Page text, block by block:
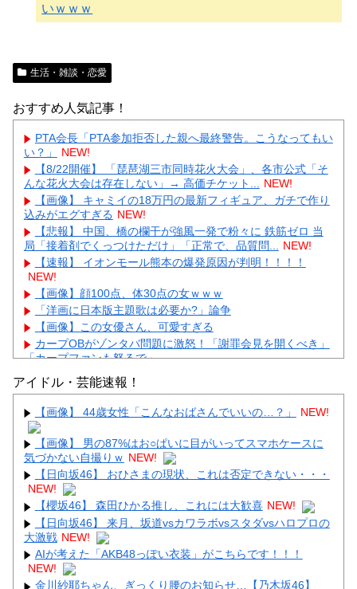
いｗｗｗ
生活・雑談・恋愛
おすすめ人気記事！
PTA会長「PTA参加拒否した親へ最終警告。こうなってもい
い？」
NEW!
【8/22開催】 「琵琶湖三市同時花火大会」、各市公式「そ
んな花火大会は存在しない」→ 高価チケット...
NEW!
【画像】 キャミイの18万円の最新フィギュア、ガチで作り
込みがエグすぎる NEW!
【悲報】 中国、橋の欄干が強風一発で粉々に 鉄筋ゼロ 当
局「接着剤でくっつけただけ」「正常で、品質問...
NEW!
【速報】 イオンモール熊本の爆発原因が判明！！！！
NEW!
【画像】顔100点、体30点の女ｗｗｗ
「洋画に日本版主題歌は必要か?」論争
【画像】この女優さん、可愛すぎる
カープOBがゾンタバ問題に激怒！「謝罪会見を開くべき」
「カープファンも怒るで」
【画像】顔100点、体30点の女ｗｗｗ
Powered by livedoor 相互RSS
アイドル・芸能速報！
【画像】 44歳女性「こんなおばさんでいいの…？」 NEW!
【画像】 男の87%はお○ぱいに目がいってスマホケースに
気づかない自撮りｗ NEW!
【日向坂46】 おひさまの現状、これは否定できない・・・
NEW!
【櫻坂46】 森田ひかる推し、これには大歓喜 NEW!
【日向坂46】 来月、坂道vsカワラボvsスタダvsハロプロの
大激戦 NEW!
AIが考えた「AKB48っぽい衣装」がこちらです！！！
NEW!
金川紗耶ちゃん、ぎっくり腰のお知らせ…【乃木坂46】